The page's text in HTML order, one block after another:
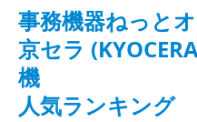
事務機器ねっと
京セラ
機
人気ランキング